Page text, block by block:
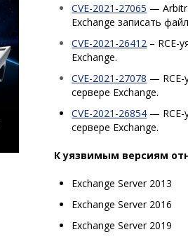
CVE-2021-27065 —
Exchange записать
CVE-2021-26412 – RCE-
Exchange.
CVE-2021-27078 — RCE-
сервере Exchange.
CVE-2021-26854 — RCE-
сервере Exchange.
К уязвимым версиям
Exchange Server 2013
Exchange Server 2016
Exchange Server 2019